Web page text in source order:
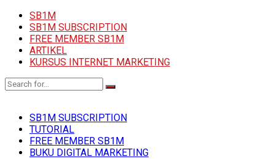
SB1M
SB1M SUBSCRIPTION
FREE MEMBER SB1M
ARTIKEL
KURSUS INTERNET MARKETING
SB1M SUBSCRIPTION
TUTORIAL
FREE MEMBER SB1M
BUKU DIGITAL MARKETING